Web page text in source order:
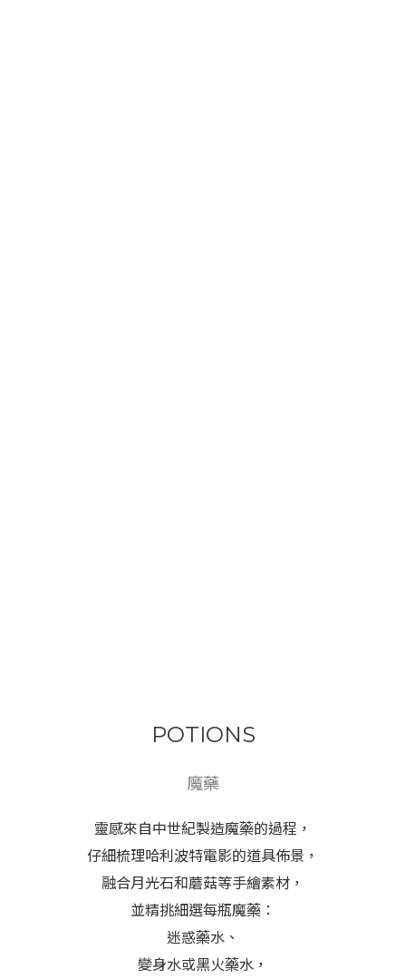
POTIONS
魔藥
靈感來自中世紀製造魔藥的過程，
仔細梳理哈利波特電影的道具佈景，
融合月光石和蘑菇等手繪素材，
並精挑細選每瓶魔藥：
迷惑藥水、
變身水或黑火藥水，